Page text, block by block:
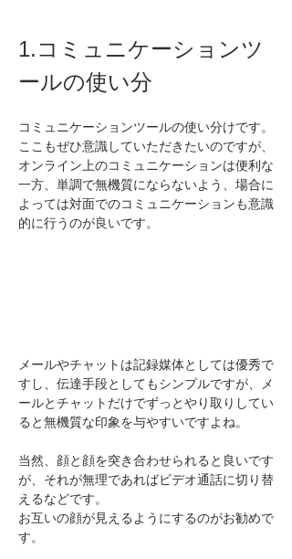
1.コミュニケーションツ
ールの使い分
コミュニケーションツールの使い分けです。
ここもぜひ意識していただきたいのですが、
オンライン上のコミュニケーションは便利な
一方、単調で無機質にならないよう、場合に
よっては対面でのコミュニケーションも意識
的に行うのが良いです。
メールやチャットは記録媒体としては優秀で
すし、伝達手段としてもシンプルですが、メ
ールとチャットだけでずっとやり取りしてい
ると無機質な印象を与やすいですよね。
当然、顔と顔を突き合わせられると良いです
が、それが無理であればビデオ通話に切り替
えるなどです。
お互いの顔が見えるようにするのがお勧めで
す。